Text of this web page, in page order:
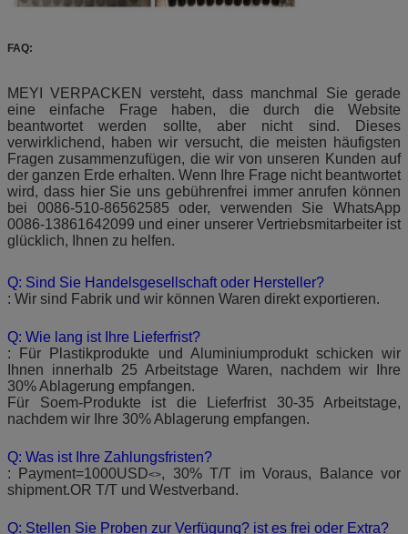
FAQ:
MEYI VERPACKEN versteht, dass manchmal Sie gerade
eine einfache Frage haben, die durch die Website
beantwortet werden sollte, aber nicht sind. Dieses
verwirklichend, haben wir versucht, die meisten häufigsten
Fragen zusammenzufügen, die wir von unseren Kunden auf
der ganzen Erde erhalten. Wenn Ihre Frage nicht beantwortet
wird, dass hier Sie uns gebührenfrei immer anrufen können
bei 0086-510-86562585 oder, verwenden Sie WhatsApp
0086-13861642099 und einer unserer Vertriebsmitarbeiter ist
glücklich, Ihnen zu helfen.
Q: Sind Sie Handelsgesellschaft oder Hersteller?
: Wir sind Fabrik und wir können Waren direkt exportieren.
Q: Wie lang ist Ihre Lieferfrist?
: Für Plastikprodukte und Aluminiumprodukt schicken wir
Ihnen innerhalb 25 Arbeitstage Waren, nachdem wir Ihre
30% Ablagerung empfangen.
Für Soem-Produkte ist die Lieferfrist 30-35 Arbeitstage,
nachdem wir Ihre 30% Ablagerung empfangen.
Q: Was ist Ihre Zahlungsfristen?
: Payment=1000USD<>, 30% T/T im Voraus, Balance vor
shipment.OR T/T und Westverband.
Q: Stellen Sie Proben zur Verfügung? ist es frei oder Extra?